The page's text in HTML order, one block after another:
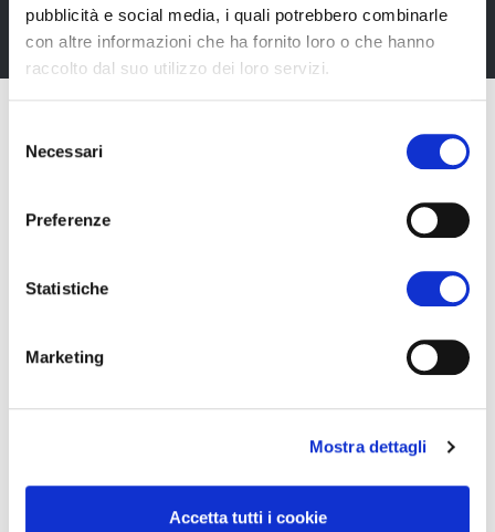
pubblicità e social media, i quali potrebbero combinarle
con altre informazioni che ha fornito loro o che hanno
raccolto dal suo utilizzo dei loro servizi.
delNecessari
Preferenze
Statistiche
Marketing
Mostra dettagli
Accetta tutti i cookie
Iscriviti alla Newsletter